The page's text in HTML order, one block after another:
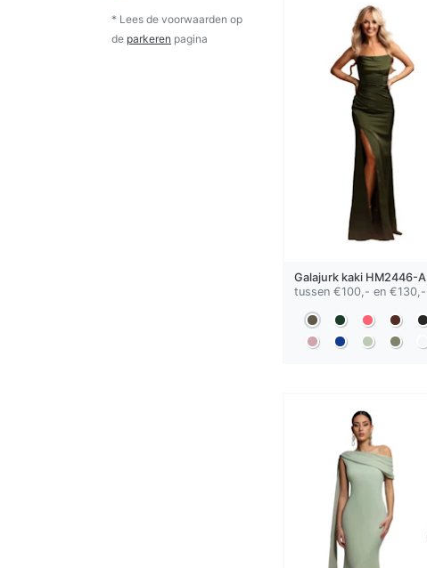
* Lees de voorwaarden op
de parkeren pagina
Galajurk kakiHM2446-A
tussen €100,- en €130,-